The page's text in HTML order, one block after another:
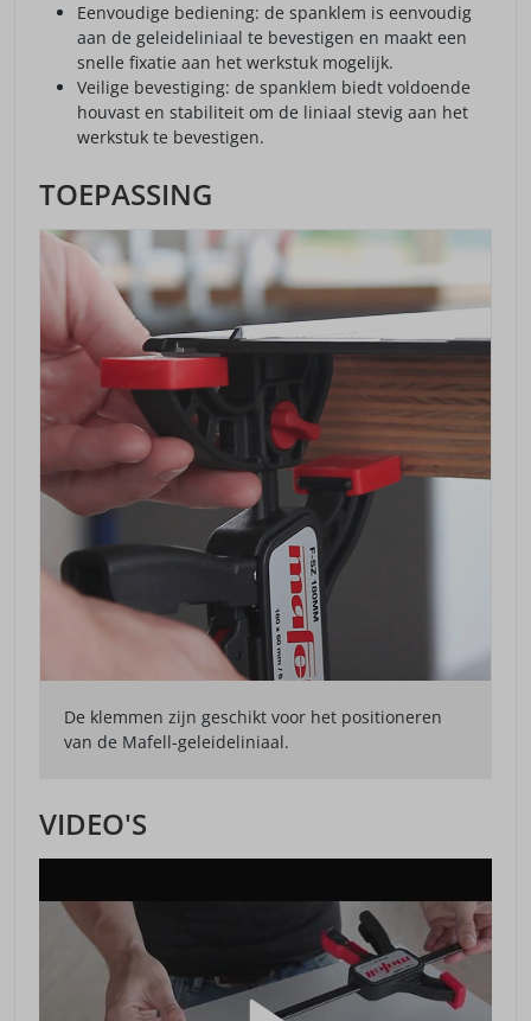
Eenvoudige bediening: de spanklem is eenvoudig
aan de geleideliniaal te bevestigen en maakt een
snelle fixatie aan het werkstuk mogelijk.
Veilige bevestiging: de spanklem biedt voldoende
houvast en stabiliteit om de liniaal stevig aan het
werkstuk te bevestigen.
TOEPASSING
De klemmen zijn geschikt voor het positioneren
van de Mafell-geleideliniaal.
VIDEO'S